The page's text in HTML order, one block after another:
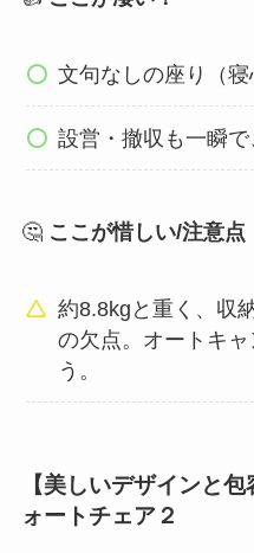
文句なしの座り（寝
設営・撤収も一瞬で
🤔 ここが惜しい/注意点
約8.8kgと重く、収
の欠点。オートキ
う。
【美しいデザインと
ォートチェア２